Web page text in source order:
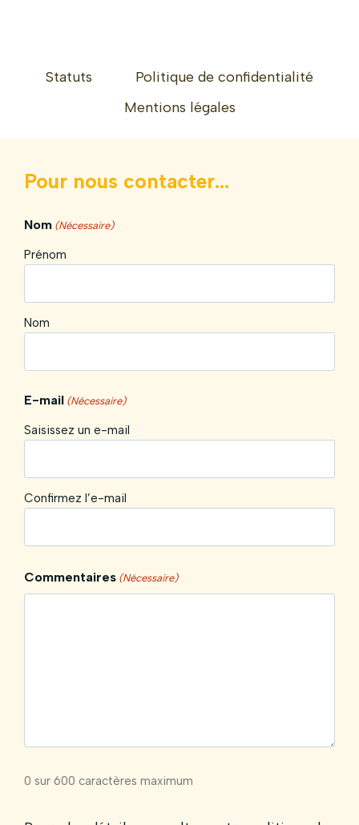
Statuts
Politique de confidentialité
Mentions légales
Pour nous contacter...
Nom (Nécessaire)
Prénom
Nom
E-mail (Nécessaire)
Saisissez un e-mail
Confirmez l’e-mail
Commentaires (Nécessaire)
0 sur 600 caractères maximum